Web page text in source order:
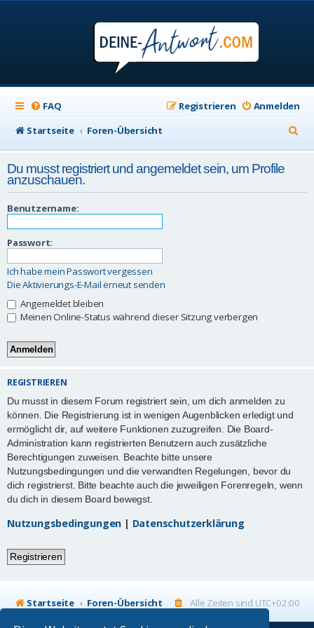
FAQ Anmelden
Registrieren
Startseite
Foren-Übersicht
u
h
Du musst registriert und angemeldet sein, um Profile
anzuschauen.
Benutzername:
Passwort:
Ich habe mein Passwort vergessen
Die Aktivierungs-E-Mail erneut senden
Angemeldet bleiben
Meinen Online-Status während dieser Sitzung verbergen
REGISTRIEREN
Du musst in diesem Forum registriert sein, um dich anmelden zu
können. Die Registrierung ist in wenigen Augenblicken erledigt und
ermöglicht dir, auf weitere Funktionen zuzugreifen. Die Board-
Administration kann registrierten Benutzern auch zusätzliche
Berechtigungen zuweisen. Beachte bitte unsere
Nutzungsbedingungen und die verwandten Regelungen, bevor du
dich registrierst. Bitte beachte auch die jeweiligen Forenregeln, wenn
du dich in diesem Board bewegst.
Nutzungsbedingungen | Datenschutzerklärung
Registrieren
Startseite Foren-Übersicht Alle Zeiten sind UTC+02:00